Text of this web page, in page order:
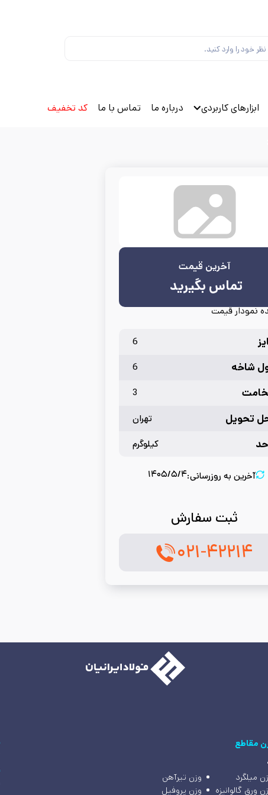
ابزارهای کاربردی درباره ما تماس با ما کد تخفیف
آخرین قیمت
تماس بگیرید
نمودار قیمت
6
شاخه 6
3
تحویل تهران
کیلوگرم
آخرین به روزرسانی:۱۴۰۵/۵/۴
ثبت سفارش
۰۲۱-۴۲۲۱۴
مقاطع
میلگرد
وزن تیرآهن
ورق گالوانیزه
وزن پروفیل